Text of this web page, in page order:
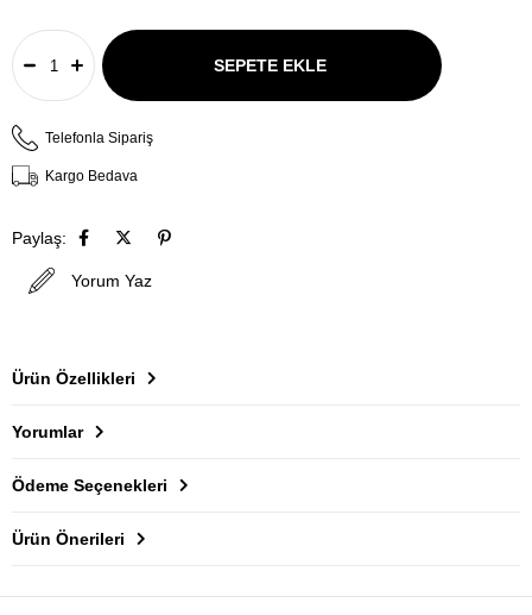
Telefonla Sipariş
Kargo Bedava
Paylaş:
Yorum Yaz
Ürün Özellikleri
Yorumlar
Ödeme Seçenekleri
Ürün Önerileri